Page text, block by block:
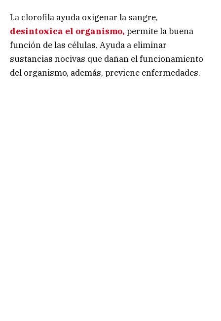
La clorofila ayuda oxigenar la sangre,
desintoxica el organismo, permite la buena
función de las células. Ayuda a eliminar
sustancias nocivas que dañan el funcionamiento
del organismo, además, previene enfermedades.